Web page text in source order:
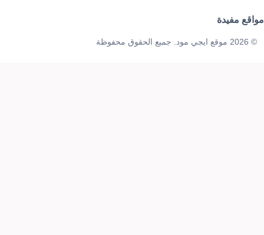
مواقع مفيدة
© 2026 موقع ايجي مود. جميع الحقوق محفوظة